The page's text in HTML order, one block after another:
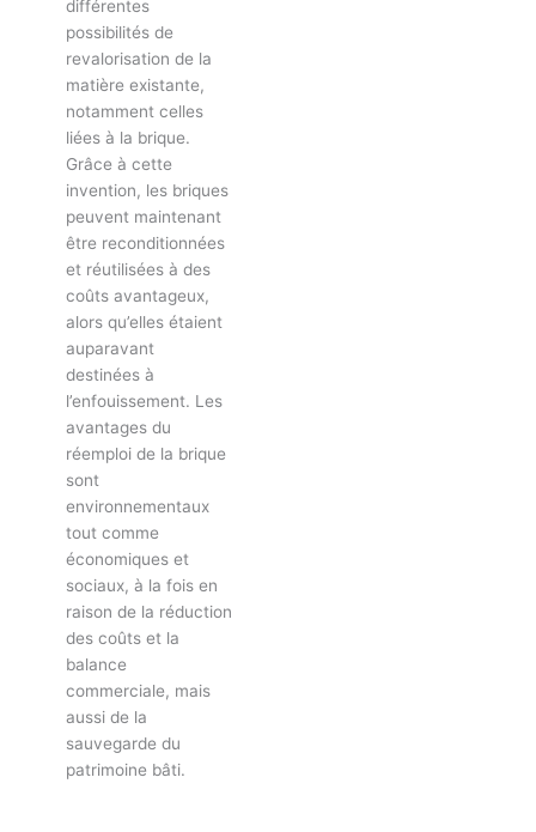
différentes
possibilités de
revalorisation de la
matière existante,
notamment celles
liées à la brique.
Grâce à cette
invention, les briques
peuvent maintenant
être reconditionnées
et réutilisées à des
coûts avantageux,
alors qu’elles étaient
auparavant
destinées à
l’enfouissement. Les
avantages du
réemploi de la brique
sont
environnementaux
tout comme
économiques et
sociaux, à la fois en
raison de la réduction
des coûts et la
balance
commerciale, mais
aussi de la
sauvegarde du
patrimoine bâti.